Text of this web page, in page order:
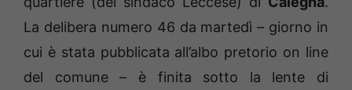
La delibera numero 46 da martedì – giorno in
cui è stata pubblicata all’albo pretorio on line
del comune – è finita sotto la lente di